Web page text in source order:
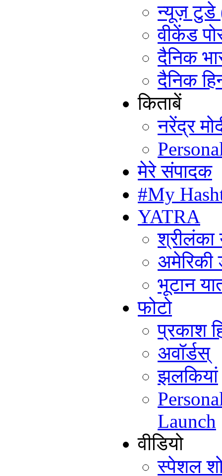
न्यूज़ टुडे
वीकेंड
दैनिक
दैनिक
किताबें
नरेंद्र
मेरे संपादक
#My
YATRA
श्रीलंका
अमेरिकी
भूटान
फोटो
प्रकाश
अवॉर्डस्
झलकियां
Launch
वीडियो
स्पेशल